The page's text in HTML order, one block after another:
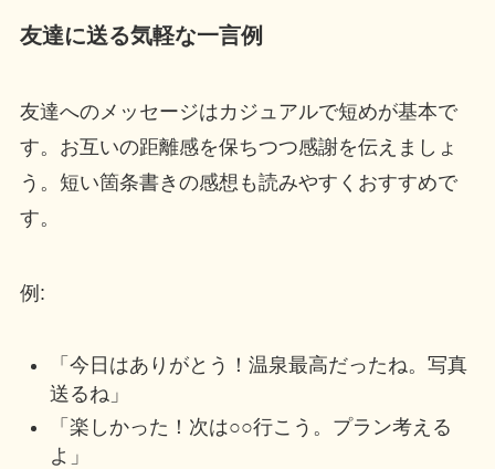
友達に送る気軽な一言例
友達へのメッセージはカジュアルで短めが基本で
す。お互いの距離感を保ちつつ感謝を伝えましょ
う。短い箇条書きの感想も読みやすくおすすめで
す。
例:
「今日はありがとう！温泉最高だったね。写真
送るね」
「楽しかった！次は○○行こう。プラン考える
よ」